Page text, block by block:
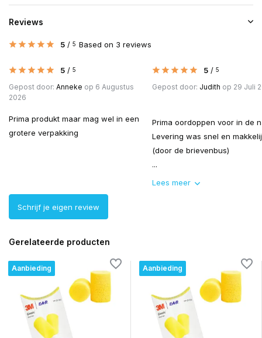
Reviews
5 / 5 Based on 3 reviews
5 / 5
Gepost door: Anneke op 6 Augustus
2026
Prima produkt maar mag wel in een
grotere verpakking
5 / 5
Gepost door: Judith op 29 Juli
Prima oordoppen voor in de
Levering was snel en
(door de brievenbus)
...
Lees meer
Schrijf je eigen review
Gerelateerde producten
Aanbieding Aanbieding